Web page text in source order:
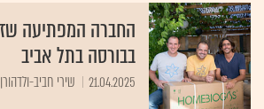
בבורסה בתל אביב
21.04.2025 שירי חביב-ולדהורן